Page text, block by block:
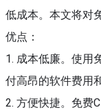
低成本。本文将对
优点：
1. 成本低廉。使用
付高昂的软件费用
2. 方便快捷。免费